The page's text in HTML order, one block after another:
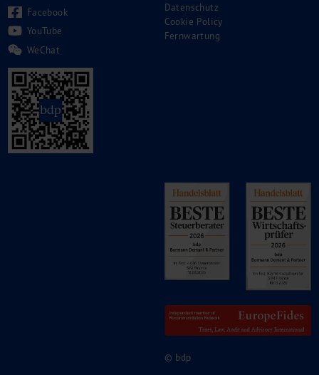
Facebook
YouTube
WeChat
Datenschutz
Cookie Policy
Fernwartung
© bdp